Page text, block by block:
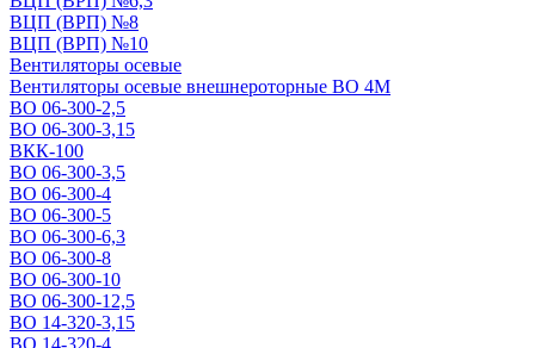
ВЦП (ВРП) №8
ВЦП (ВРП) №10
Вентиляторы осевые
Вентиляторы осевые внешнероторные ВО 4М
ВО 06-300-2,5
ВО 06-300-3,15
ВКК-100
ВО 06-300-3,5
ВО 06-300-4
ВО 06-300-5
ВО 06-300-6,3
ВО 06-300-8
ВО 06-300-10
ВО 06-300-12,5
ВО 14-320-3,15
ВО 14-320-4